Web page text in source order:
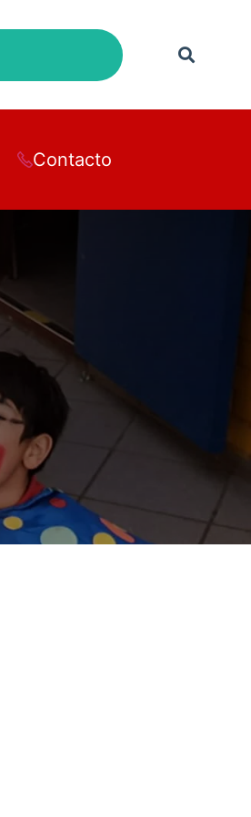
Contacto